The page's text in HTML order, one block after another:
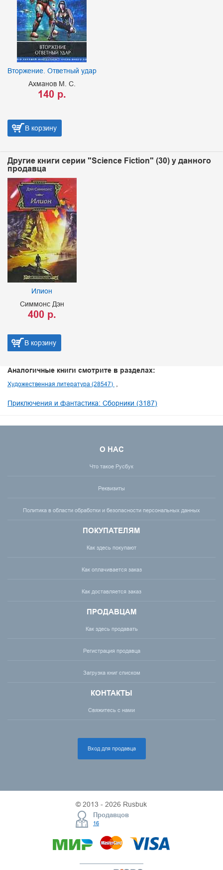
Вторжение. Ответный удар
Ахманов М. С.
140 р.
В корзину
Другие книги серии "Science Fiction" (30) у данного
продавца
Илион
Симмонс Дэн
400 р.
В корзину
Аналогичные книги смотрите в разделах:
Художественная литература (28547)
Приключения и фантастика: Сборники (3187)
О НАС
Что такое Русбук
Реквизиты
Политика в области обработки и безопасности персональных данных
ПОКУПАТЕЛЯМ
Как здесь покупают
Как оплачивается заказ
Как доставляется заказ
ПРОДАВЦАМ
Как здесь продавать
Регистрация продавца
Загрузка книг списком
КОНТАКТЫ
Свяжитесь с нами
Вход для продавца
© 2013 - 2026 Rusbuk
Продавцов
16